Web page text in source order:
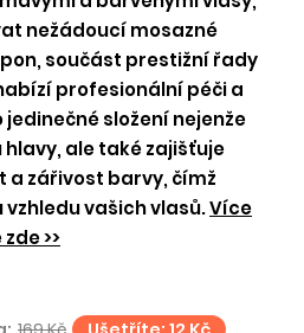
nežádoucí mosazné
součást prestižní řady
profesionální péči a
složení nejenže
ale také zajišťuje
zářivost barvy, čímž
vašich vlasů.Více
>>